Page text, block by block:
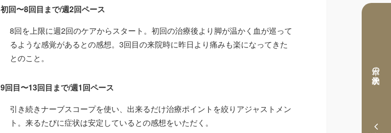
本日の予約状況
初回〜8回目まで/週2回ペース
8回を上限に週2回のケアからスタート。初回の治療後より脚が温かく血が巡って
るような感覚があるとの感想。3回目の来院時に昨日より痛みも楽になってきた
とのこと。
9回目〜13回目まで/週1回ペース
引き続きナーブスコープを使い、出来るだけ治療ポイントを絞りアジャストメン
ト。来るたびに症状は安定しているとの感想をいただく。